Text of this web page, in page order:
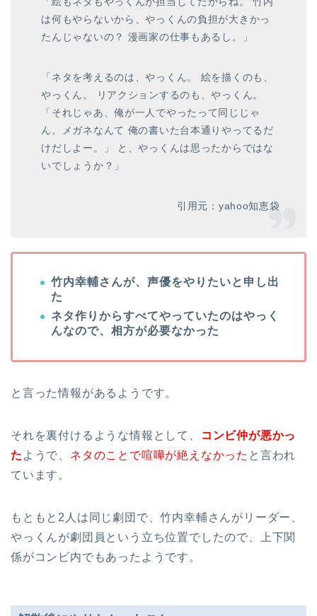
は何もやらないから、やっくんの負担が大きかっ
たんじゃないの？ 漫画家の仕事もあるし。」
「ネタを考えるのは、やっくん。 絵を描くのも、
やっくん。 リアクションするのも、やっくん。
「それじゃあ、俺が一人でやったって同じじゃ
ん。メガネなんて 俺の書いた台本通りやってるだ
けだしよー。」 と、やっくんは思ったからではな
いでしょうか？」
引用元：yahoo知恵袋
竹内幸輔さんが、声優をやりたいと申し出
た
ネタ作りからすべてやっていたのはやっく
んなので、相方が必要なかった
と言った情報があるようです。
それを裏付けるような情報として、
コンビ仲が悪かっ
た ようで、 ネタのことで喧嘩が絶えなかった と言われ
ています。
もともと2人は同じ劇団で、竹内幸輔さんがリーダー、
やっくんが劇団員という立ち位置でしたので、上下関
係がコンビ内でもあったようです。